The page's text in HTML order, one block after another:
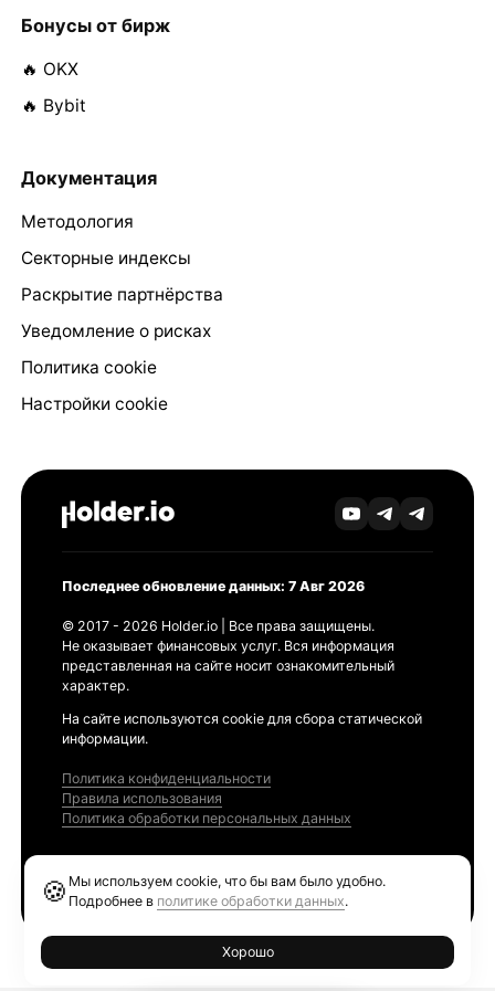
Бонусы от бирж
🔥 OKX
🔥 Bybit
Документация
Методология
Секторные индексы
Раскрытие партнёрства
Уведомление о рисках
Политика cookie
Настройки cookie
Последнее обновление данных: 7 Авг 2026
© 2017 - 2026 Holder.io | Все права защищены.
Не оказывает финансовых услуг. Вся информация
представленная на сайте носит ознакомительный
характер.
На сайте используются cookie для сбора статической
информации.
Политика конфиденциальности
Правила использования
Политика обработки персональных данных
🍪 Мы используем cookie, что бы вам было удобно.
Подробнее в политике обработки данных.
Хорошо
Ethereum GAS Tracker